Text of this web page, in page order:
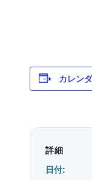
カレン
詳細
日付: